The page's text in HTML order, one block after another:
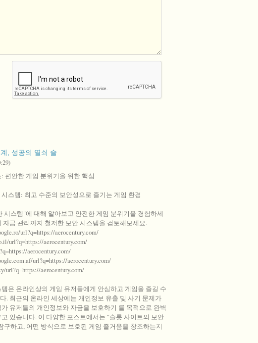
, 성공의 열쇠 슬
)
편안한 게임 분위기을 위한 핵심
스템: 최고 수준의 보안성으로 즐기는 게임 환경
시스템"에 대해 알아보고 안전한 게임 분위기을 경험하세
자금 관리까지 철저한 보안 시스템을 검토해보세요.
url?q=https://aerocentury.com/
url?q=https://aerocentury.com/
aerocentury.com/
url?q=https://aerocentury.com/
url?q=https://aerocentury.com/
은 온라인상의 게임 유저들에게 안심하고 게임을 즐길 수
. 최근의 온라인 세상에는 개인정보 유출 및 사기 문제가
유저들의 개인정보와 자금을 보호하기 를 목적으로 완벽
있습니다. 이 다양한 포스트에서는 "슬롯 사이트의 보안
구하고, 어떤 방식으로 보호된 게임 즐거움을 창조하는지